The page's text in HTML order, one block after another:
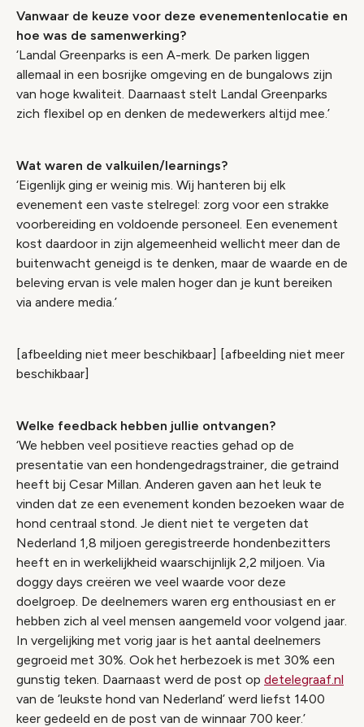
Vanwaar de keuze voor deze evenementenlocatie en
hoe was de samenwerking?
‘Landal Greenparks is een A-merk. De parken liggen
allemaal in een bosrijke omgeving en de bungalows zijn
van hoge kwaliteit. Daarnaast stelt Landal Greenparks
zich flexibel op en denken de medewerkers altijd mee.’
Wat waren de valkuilen/learnings?
‘Eigenlijk ging er weinig mis. Wij hanteren bij elk
evenement een vaste stelregel: zorg voor een strakke
voorbereiding en voldoende personeel. Een evenement
kost daardoor in zijn algemeenheid wellicht meer dan de
buitenwacht geneigd is te denken, maar de waarde en de
beleving ervan is vele malen hoger dan je kunt bereiken
via andere media.’
[afbeelding niet meer beschikbaar] [afbeelding niet meer
beschikbaar]
Welke feedback hebben jullie ontvangen?
‘We hebben veel positieve reacties gehad op de
presentatie van een hondengedragstrainer, die getraind
heeft bij Cesar Millan. Anderen gaven aan het leuk te
vinden dat ze een evenement konden bezoeken waar de
hond centraal stond. Je dient niet te vergeten dat
Nederland 1,8 miljoen geregistreerde hondenbezitters
heeft en in werkelijkheid waarschijnlijk 2,2 miljoen. Via
doggy days creëren we veel waarde voor deze
doelgroep. De deelnemers waren erg enthousiast en er
hebben zich al veel mensen aangemeld voor volgend jaar.
In vergelijking met vorig jaar is het aantal deelnemers
gegroeid met 30%. Ook het herbezoek is met 30% een
gunstig teken. Daarnaast werd de post op detelegraaf.nl
van de ‘leukste hond van Nederland’ werd liefst 1400
keer gedeeld en de post van de winnaar 700 keer.’